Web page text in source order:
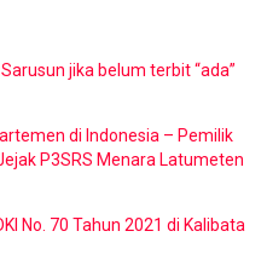
jika belum terbit “ada”
di Indonesia – Pemilik
P3SRS Menara Latumeten
No. 70 Tahun 2021 di Kalibata